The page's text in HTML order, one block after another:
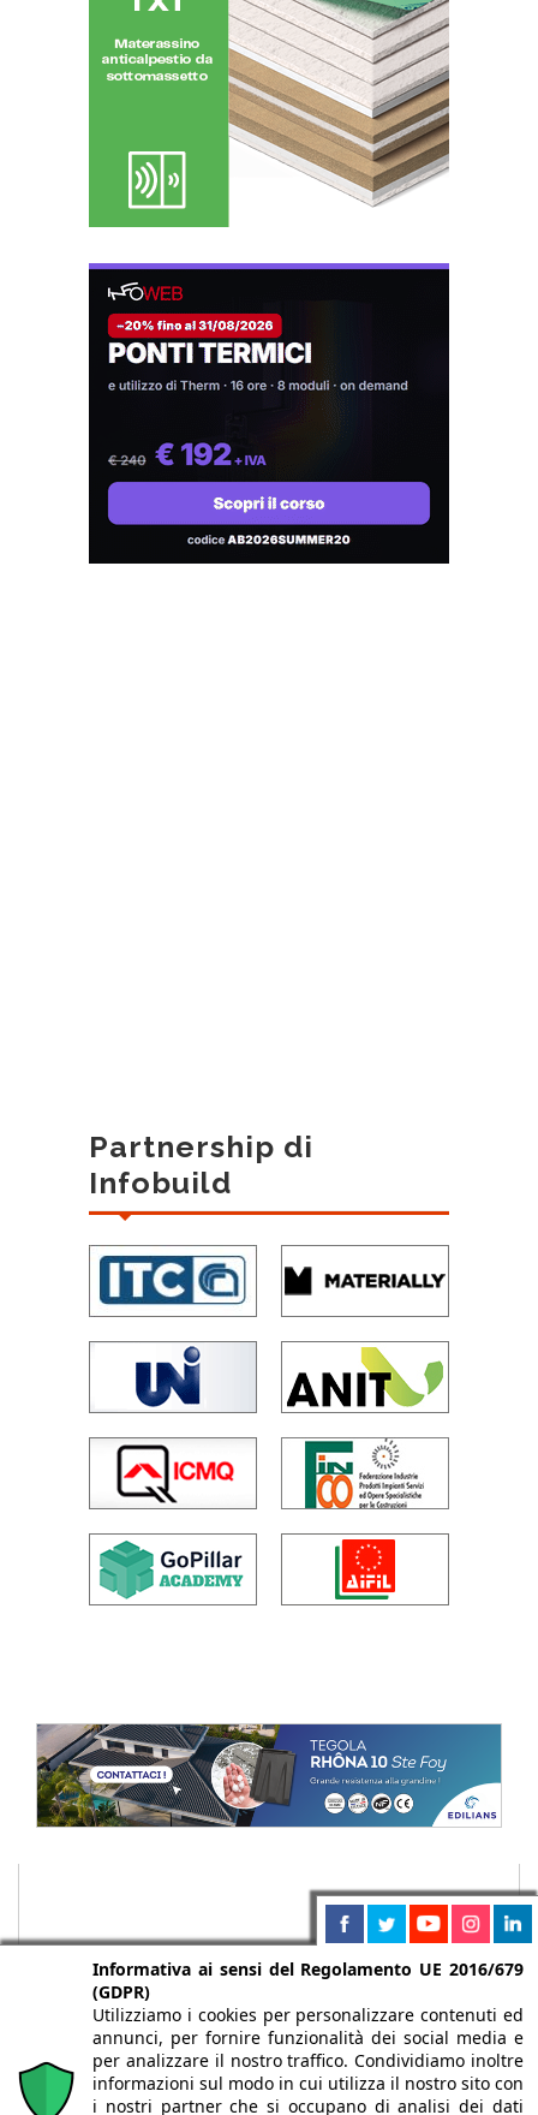
Partnership di
Infobuild
Informativa ai sensi del Regolamento UE 2016/679
(GDPR)
Utilizziamo i cookies per personalizzare contenuti ed
annunci, per fornire funzionalità dei social media e
per analizzare il nostro traffico. Condividiamo inoltre
informazioni sul modo in cui utilizza il nostro sito con
i nostri partner che si occupano di analisi dei dati